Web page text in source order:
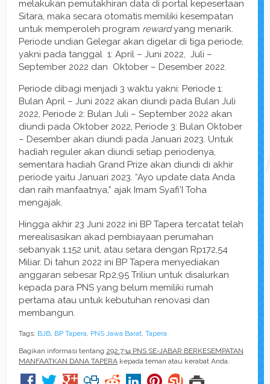
melakukan pemutakhiran data di portal kepesertaan
Sitara, maka secara otomatis memiliki kesempatan
untuk memperoleh program rewardyang menarik.
Periode undian Gelegar akan digelar di tiga periode,
yakni pada tanggal 1: April – Juni 2022, Juli –
September 2022 dan Oktober – Desember 2022.
Periode dibagi menjadi 3 waktu yakni: Periode 1:
Bulan April – Juni 2022 akan diundi pada Bulan Juli
2022, Periode 2: Bulan Juli – September 2022 akan
diundi pada Oktober 2022, Periode 3: Bulan Oktober
– Desember akan diundi pada Januari 2023. Untuk
hadiah reguler akan diundi setiap periodenya,
sementara hadiah Grand Prize akan diundi di akhir
periode yaitu Januari 2023. “Ayo update data Anda
dan raih manfaatnya,” ajak Imam Syafi’I Toha
mengajak.
Hingga akhir 23 Juni 2022 ini BP Tapera tercatat telah
merealisasikan akad pembiayaan perumahan
sebanyak 1.152 unit, atau setara dengan Rp172,54
Miliar. Di tahun 2022 ini BP Tapera menyediakan
anggaran sebesar Rp2,95 Triliun untuk disalurkan
kepada para PNS yang belum memiliki rumah
pertama atau untuk kebutuhan renovasi dan
membangun.
Tags: BJB, BP Tapera, PNS Jawa Barat, Tapera
Bagikan informasi tentang 292.734 PNS SE-JABAR BERKESEMPATAN
MANFAATKAN DANA TAPERA kepada teman atau kerabat Anda.